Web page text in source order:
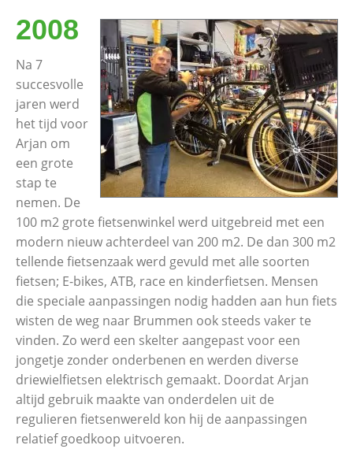
2008
Na 7
succesvolle
jaren werd
het tijd voor
Arjan om
een grote
stap te
nemen. De
100 m2 grote fietsenwinkel werd uitgebreid met een
modern nieuw achterdeel van 200 m2. De dan 300 m2
tellende fietsenzaak werd gevuld met alle soorten
fietsen; E-bikes, ATB, race en kinderfietsen. Mensen
die speciale aanpassingen nodig hadden aan hun fiets
wisten de weg naar Brummen ook steeds vaker te
vinden. Zo werd een skelter aangepast voor een
jongetje zonder onderbenen en werden diverse
driewielfietsen elektrisch gemaakt. Doordat Arjan
altijd gebruik maakte van onderdelen uit de
regulieren fietsenwereld kon hij de aanpassingen
relatief goedkoop uitvoeren.